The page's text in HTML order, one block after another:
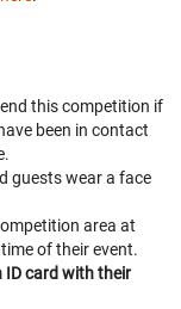
this competition if
been in contact
guests wear a face
area at
of their event.
ID card with their